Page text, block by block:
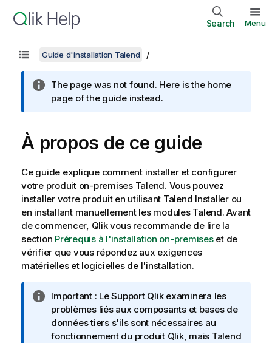
Search Menu
Guide d'installation Talend
The page was not found. Here is the home
page of the guide instead.
À propos de ce guide
Ce guide explique comment installer et configurer
votre produit on-premises Talend. Vous pouvez
installer votre produit en utilisant Talend Installerou
en installant manuellement les modules Talend. Avant
de commencer, Qlikvous recommande de lire la
section Prérequis à l'installation on-premiseset de
vérifier que vous répondez aux exigences
matérielles et logicielles de l'installation.
N
o
t
e
Important : Le Support Qlikexaminera les
problèmes liés aux composants et bases de
données tiers s'ils sont nécessaires au
fonctionnement du produit Qlik, mais Talend